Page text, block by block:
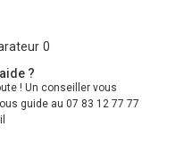
0
?
! Un conseiller vous
guide au 07 83 12 77 77